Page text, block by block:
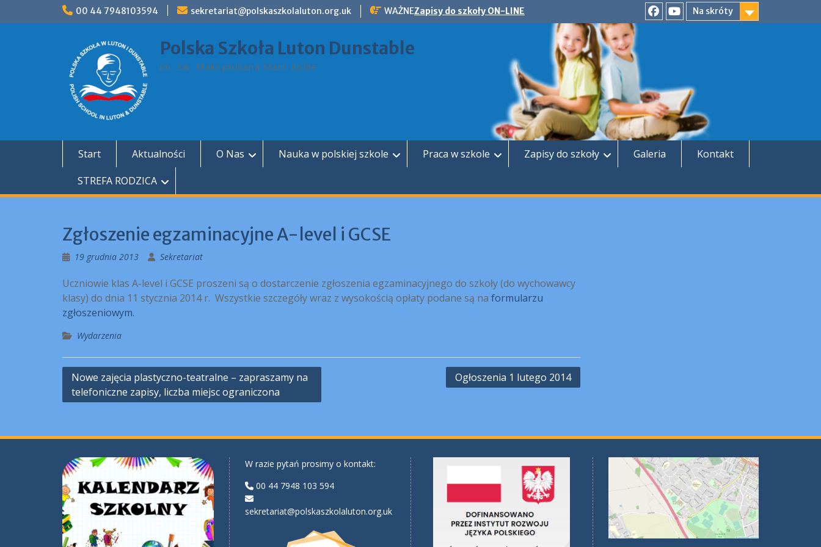
00 44 7948103594 sekretariat@polskaszkolaluton.org.uk WAŻNEZapisy do szkoły ON-LINE
Na skróty
FacebookYouTube
Polska Szkoła Luton Dunstable
im. św. Maksymiliana Marii Kolbe
Start Aktualności O Nas Nauka w polskiej szkole Praca w szkole Zapisy do szkoły Galeria
Kontakt
STREFA RODZICA
Zgłoszenie egzaminacyjne A-level i GCSE
19 grudnia 2013 Sekretariat
Uczniowie klas A-level i GCSE proszeni są o dostarczenie zgłoszenia egzaminacyjnego do szkoły (do wychowawcy
klasy) do dnia 11 stycznia 2014 r. Wszystkie szczegóły wraz z wysokością opłaty podane są na formularzu
zgłoszeniowym.
Wydarzenia
Nawigacja
wpisu
Nowe zajęcia plastyczno-teatralne – zapraszamy na
telefoniczne zapisy, liczba miejsc ograniczona
Ogłoszenia 1 lutego 2014
W razie pytań prosimy o kontakt:
00 44 7948 103 594
sekretariat@polskaszkolaluton.org.uk